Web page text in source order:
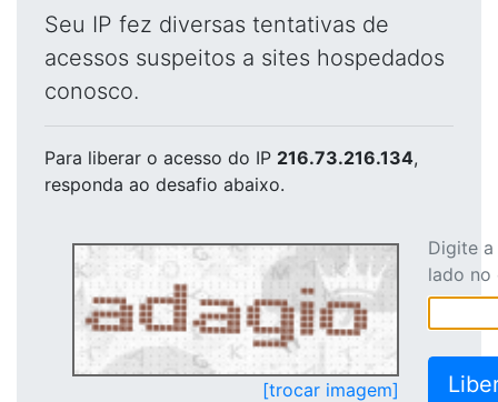
Seu IP fez diversas tentativas de
acessos suspeitos a sites hospedados
conosco.
Para liberar o acesso do IP 216.73.216.134,
responda ao desafio abaixo.
[trocar imagem]
Digite
lado no